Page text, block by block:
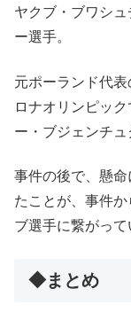
ヤクブ・ブワシ
ー選手。
元ポーランド代
ロナオリンピッ
ー・ブジェンチュ
事件の後で、懸
たことが、事件
ブ選手に繋がって
◆まとめ